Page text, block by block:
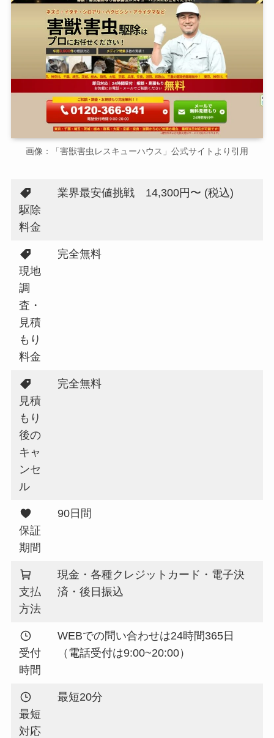
画像：「害獣害虫レスキューハウス」公式サイトより引用
駆除
料金
業界最安値挑戦 14,300円〜 (税込)
現地
調
査・
見積
もり
料金
完全無料
見積
もり
後の
キャ
ンセ
ル
完全無料
保証
期間
90日間
支払
方法
現金・各種クレジットカード・電子決
済・後日振込
受付
時間
WEBでの問い合わせは24時間365日
（電話受付は9:00~20:00）
最短
対応
最短20分